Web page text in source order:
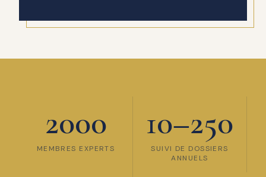
2000
MEMBRES EXPERTS
10–250
SUIVI DE DOSSIERS
ANNUELS